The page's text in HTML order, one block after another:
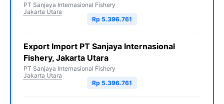
PT Sanjaya Internasional Fishery
Jakarta Utara
Rp 5.396.761
Export Import PT Sanjaya Internasional
Fishery, Jakarta Utara
PT Sanjaya Internasional Fishery
Jakarta Utara
Rp 5.396.761